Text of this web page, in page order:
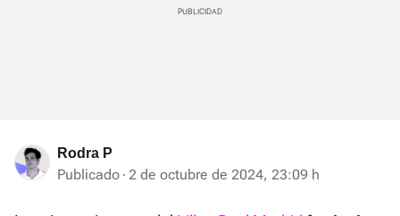
Rodra P
Publicado 2 de octubre de 2024, 23:09 h